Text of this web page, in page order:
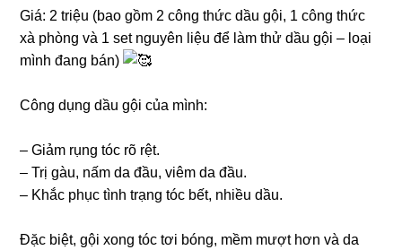
Giá: 2 triệu (bao gồm 2 công thức dầu gội, 1 công thức
xà phòng và 1 set nguyên liệu để làm thử dầu gội – loại
mình đang bán)
Công dụng dầu gội của mình:
– Giảm rụng tóc rõ rệt.
– Trị gàu, nấm da đầu, viêm da đầu.
– Khắc phục tình trạng tóc bết, nhiều dầu.
Đặc biệt, gội xong tóc tơi bóng, mềm mượt hơn và da